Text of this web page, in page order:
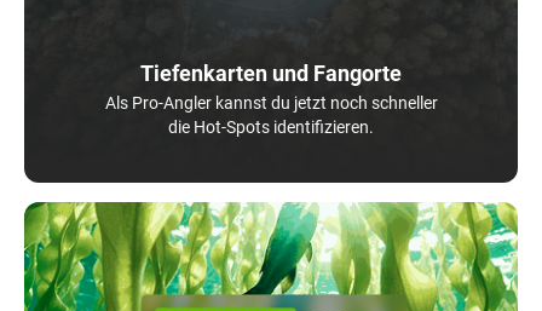
Tiefenkarten und Fangorte
Als Pro-Angler kannst du jetzt noch schneller
die Hot-Spots identifizieren.